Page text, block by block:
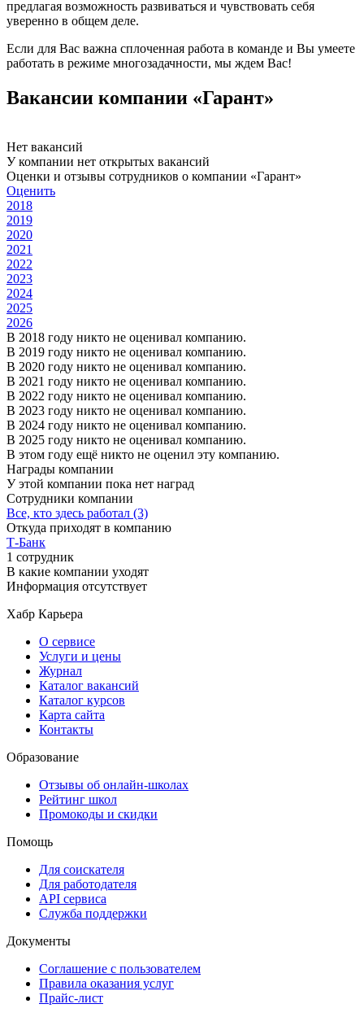
предлагая возможность развиваться и чувствовать себя
уверенно в общем деле.
Если для Вас важна сплоченная работа в команде и Вы умеете
работать в режиме многозадачности, мы ждем Вас!
Вакансии компании «Гарант»
Нет вакансий
У компании нет открытых вакансий
Оценки и отзывы сотрудников о компании «Гарант»
Оценить
2018
2019
2020
2021
2022
2023
2024
2025
2026
В 2018 году никто не оценивал компанию.
В 2019 году никто не оценивал компанию.
В 2020 году никто не оценивал компанию.
В 2021 году никто не оценивал компанию.
В 2022 году никто не оценивал компанию.
В 2023 году никто не оценивал компанию.
В 2024 году никто не оценивал компанию.
В 2025 году никто не оценивал компанию.
В этом году ещё никто не оценил эту компанию.
Награды компании
У этой компании пока нет наград
Сотрудники компании
Все, кто здесь работал (3)
Откуда приходят в компанию
Т-Банк
1 сотрудник
В какие компании уходят
Информация отсутствует
Хабр Карьера
О сервисе
Услуги и цены
Журнал
Каталог вакансий
Каталог курсов
Карта сайта
Контакты
Образование
Отзывы об онлайн-школах
Рейтинг школ
Промокоды и скидки
Помощь
Для соискателя
Для работодателя
API сервиса
Служба поддержки
Документы
Соглашение с пользователем
Правила оказания услуг
Прайс-лист